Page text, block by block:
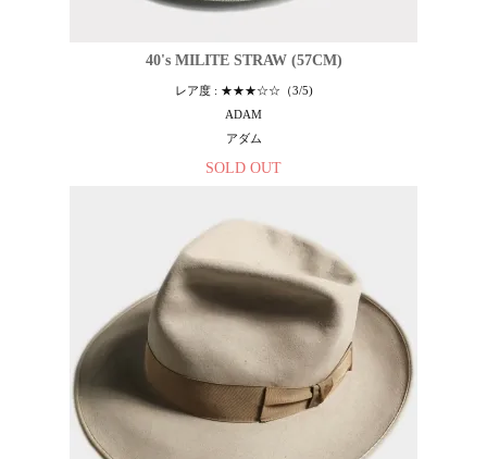
40's MILITE STRAW (57CM)
レア度 : ★★★☆☆（3/5)
ADAM
アダム
SOLD OUT